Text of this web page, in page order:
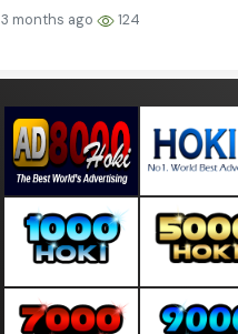
3 months ago 124